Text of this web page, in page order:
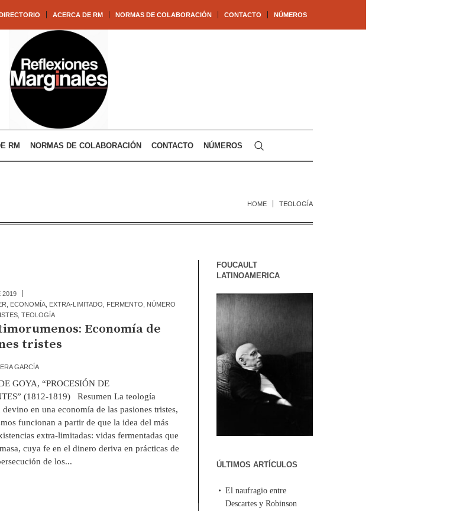
ACERCA DE RM NORMAS DE COLABORACIÓN CONTACTO NÚMEROS
RM NORMAS DE COLABORACIÓN CONTACTO NÚMEROS
HOME TEOLOGÍA
2019
ECONOMÍA, EXTRA-LIMITADO FERMENTO
NÚMERO
, TEOLOGÍA
Economía de
tristes
GARCÍA
GOYA, “PROCESIÓN DE
(1812-1819) Resumen La teología
en una economía de las pasiones tristes,
funcionan a partir de que la idea del más
extra-limitadas: vidas fermentadas que
cuya fe en el dinero deriva en prácticas de
de los...
FOUCAULT
LATINOAMERICA
ÚLTIMOS ARTÍCULOS
El naufragio entre
Descartes y Robinson